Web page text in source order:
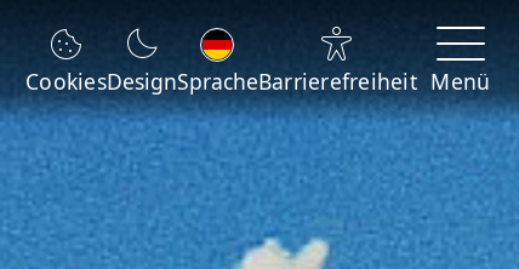
CookiesDesign
Sprache wechseln
SpracheBarrierefreiheit Menü